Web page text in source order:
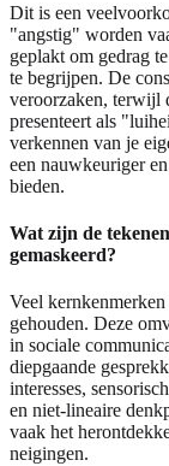
Dit is een
"angstig" worden
geplakt om gedrag
te begrijpen. De
veroorzaken, terwijl
presenteert als
verkennen van je
een nauwkeuriger
bieden.
Wat zijn de
gemaskeerd?
Veel
gehouden. Deze
in sociale
diepgaande
interesses,
en niet-lineaire
vaak het
neigingen.